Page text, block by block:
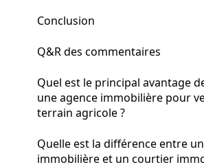
Conclusion
Q&R des commentaires
Quel est le principal avantage
une agence immobilière pour
terrain agricole ?
Quelle est la différence entre
immobilière et un courtier